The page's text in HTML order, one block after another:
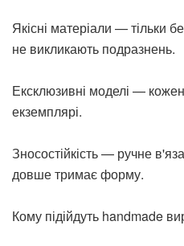
Якісні матеріали — тільки
не викликають подразнень.
Ексклюзивні моделі —
екземплярі.
Зносостійкість — ручне
довше тримає форму.
Кому підійдуть handmade